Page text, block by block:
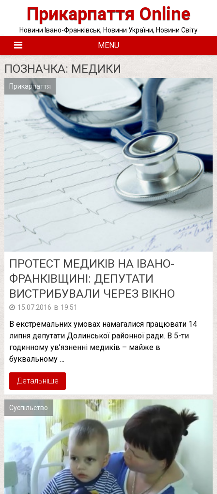
Прикарпаття Online
Новини Івано-Франківськ, Новини України, Новини Світу
MENU
ПОЗНАЧКА: МЕДИКИ
Прикарпаття
ПРОТЕСТ МЕДИКІВ НА ІВАНО-
ФРАНКІВЩИНІ: ДЕПУТАТИ
ВИСТРИБУВАЛИ ЧЕРЕЗ ВІКНО
15.07.2016 в 19:51
В екстремальних умовах намагалися працювати 14
липня депутати Долинської районної ради. В 5-ти
годинному ув’язненні медиків – майже в
буквальному …
Детальніше
Суспільство
Posts
pagination